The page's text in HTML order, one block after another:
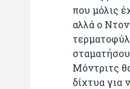
που μόλις
αλλά ο
Μόντριτς
δίχτυα για